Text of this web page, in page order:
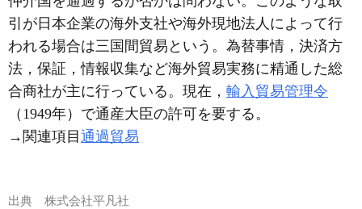
引が日本企業の海外支社や海外現地法人によって行
われる場合は三国間貿易という。為替事情，決済方
法，保証，情報収集など海外貿易実務に精通した総
合商社が主に行っている。現在， 輸入貿易管理令
（1949年）で通産大臣の許可を要する。
→関連項目通過貿易
出典 株式会社平凡社